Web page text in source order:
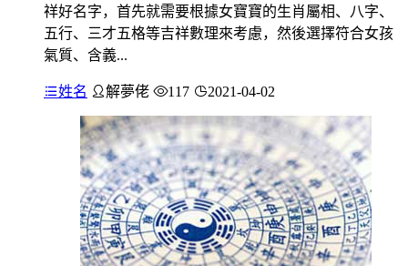
祥好名字，首先就需要根據女寶寶的生肖屬相、八字、
五行、三才五格等吉祥數理來考慮，然後選擇符合女孩
氣質、含義...
姓名 解夢佬 117 2021-04-02